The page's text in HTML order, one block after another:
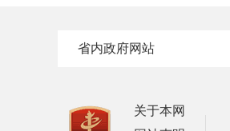
省内政府网站
关于本网